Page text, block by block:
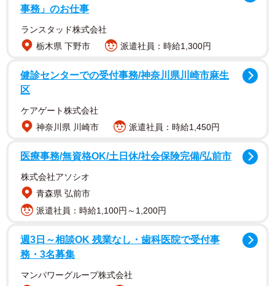
購入した猫のサンダル、実際に履いてみると…／猫魈 時雨さん
（@shigure_nyao）提供
投稿したのは妖怪「猫魈」として、化け猫の姿でその世界
観や表現を発信している猫魈 時雨さん
（@shigure_nyao）。投稿文には「まって？？適当に履い
事務」のお仕事
ランスタッド株式会社
栃木県 下野市
派遣社員：時給1,300円
健診センターでの受付事務/神奈川県川崎市麻生
区
ケアゲート株式会社
神奈川県 川崎市
派遣社員：時給1,450円
医療事務/無資格OK/土日休/社会保険完備/弘前市
株式会社アソシオ
青森県 弘前市
派遣社員：時給1,100円～1,200円
週3日～相談OK 残業なし・歯科医院で受付事
務・3名募集
マンパワーグループ株式会社